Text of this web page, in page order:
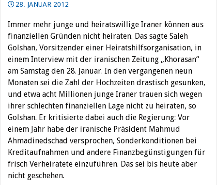
28. JANUAR 2012
Immer mehr junge und heiratswillige Iraner können aus
finanziellen Gründen nicht heiraten. Das sagte Saleh
Golshan, Vorsitzender einer Heiratshilfsorganisation, in
einem Interview mit der iranischen Zeitung „Khorasan“
am Samstag den 28. Januar. In den vergangenen neun
Monaten sei die Zahl der Hochzeiten drastisch gesunken,
und etwa acht Millionen junge Iraner trauen sich wegen
ihrer schlechten finanziellen Lage nicht zu heiraten, so
Golshan. Er kritisierte dabei auch die Regierung: Vor
einem Jahr habe der iranische Präsident Mahmud
Ahmadinedschad versprochen, Sonderkonditionen bei
Kreditaufnahmen und andere Finanzbegünstigungen für
frisch Verheiratete einzuführen. Das sei bis heute aber
nicht geschehen.